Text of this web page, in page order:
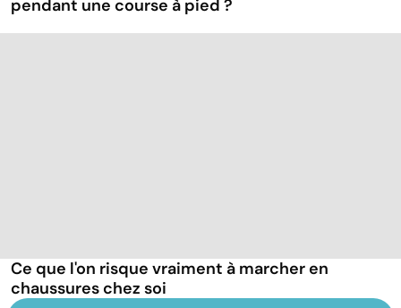
pendant une course à pied ?
Ce que l'on risque vraiment à marcher en
chaussures chez soi